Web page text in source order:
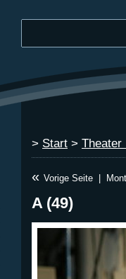
> Start > Theater
« Vorige Seite
A (49)